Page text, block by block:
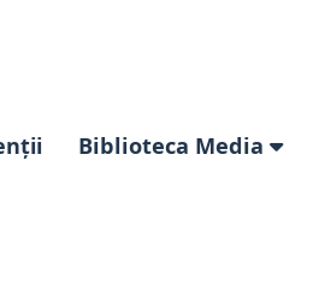
Biblioteca Media